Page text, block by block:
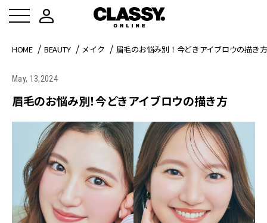
HOME BEAUTY メイク 眉毛のお悩み別！今どきアイブロウの描き方
May, 13,2024
眉毛のお悩み別！今どきアイブロウの描き方